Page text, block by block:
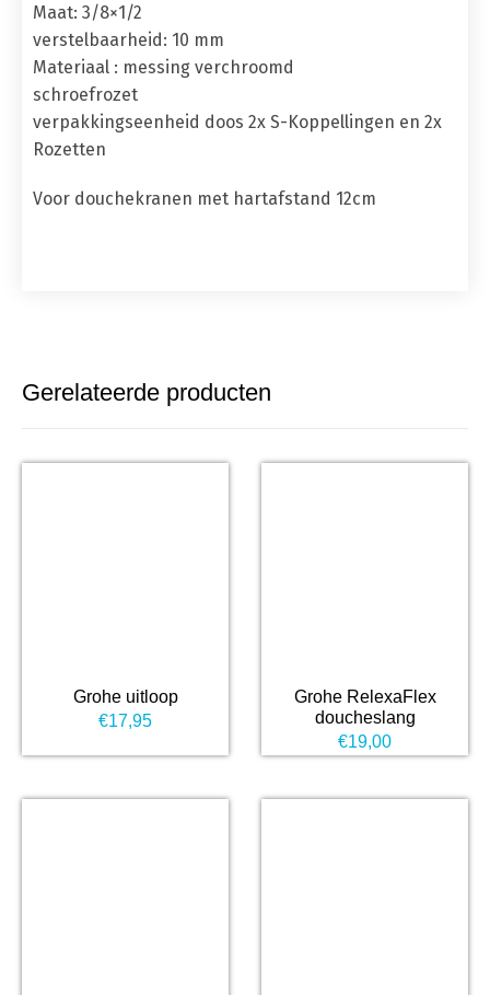
Maat: 3/8×1/2
verstelbaarheid: 10 mm
Materiaal : messing verchroomd
schroefrozet
verpakkingseenheid doos 2x S-Koppellingen en 2x
Rozetten
Voor douchekranen met hartafstand 12cm
Gerelateerde producten
Grohe uitloop
€17,95
Grohe RelexaFlex
doucheslang
€19,00